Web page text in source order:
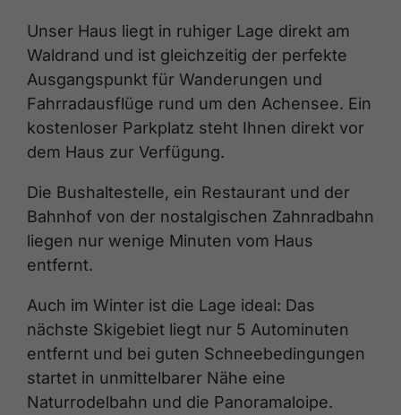
Unser Haus liegt in ruhiger Lage direkt am
Waldrand und ist gleichzeitig der perfekte
Ausgangspunkt für Wanderungen und
Fahrradausflüge rund um den Achensee. Ein
kostenloser Parkplatz steht Ihnen direkt vor
dem Haus zur Verfügung.
Die Bushaltestelle, ein Restaurant und der
Bahnhof von der nostalgischen Zahnradbahn
liegen nur wenige Minuten vom Haus
entfernt.
Auch im Winter ist die Lage ideal: Das
nächste Skigebiet liegt nur 5 Autominuten
entfernt und bei guten Schneebedingungen
startet in unmittelbarer Nähe eine
Naturrodelbahn und die Panoramaloipe.